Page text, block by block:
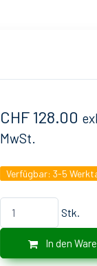
CHF 128.00
MwSt.
Verfügbar:3-5
Stk.
In den